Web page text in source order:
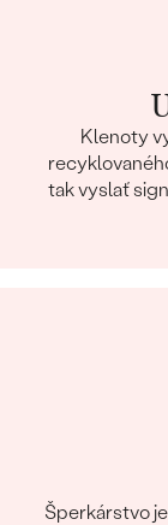
Klenoty
tak vyslať
Šperkárstvo